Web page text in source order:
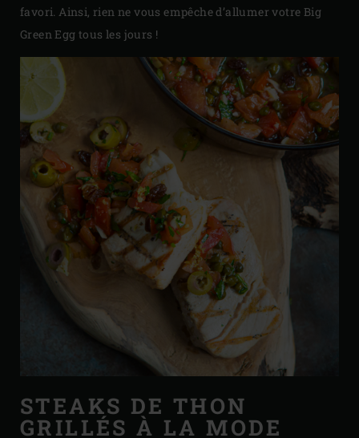
favori. Ainsi, rien ne vous empêche d’allumer votre Big
Green Egg tous les jours !
STEAKS DE THON
GRILLÉS À LA MODE